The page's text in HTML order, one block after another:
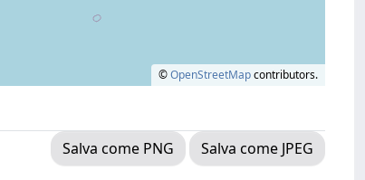
©OpenStreetMapcontributors.
Salva come PNG
Salva come JPEG